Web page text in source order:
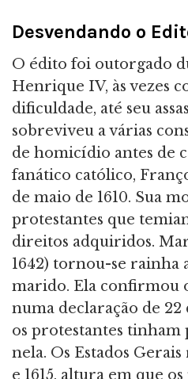
Desvendando o
O édito foi outorgado
Henrique IV, às vezes
dificuldade, até seu
sobreviveu a várias
de homicídio antes de
fanático católico,
de maio de 1610. Sua
protestantes que
direitos adquiridos.
1642) tornou-se rainha
marido. Ela confirmou
numa declaração de 22
os protestantes tinham
nela. Os Estados
e 1615, altura em que